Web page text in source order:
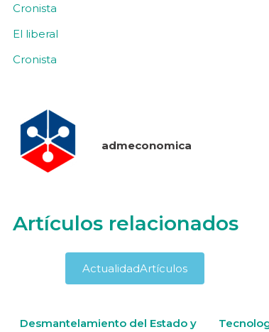
Cronista
El liberal
Cronista
admeconomica
Artículos relacionados
ActualidadArtículos
Desmantelamiento del Estado y